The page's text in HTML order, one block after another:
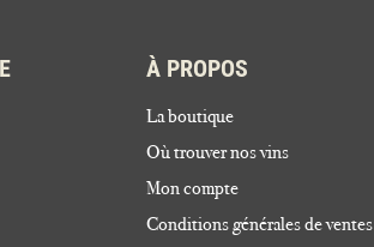
À PROPOS
La boutique
Où trouver nos vins
Mon compte
Conditions générales de ventes